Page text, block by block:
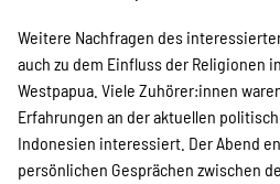
Weitere Nachfragen des
auch zu dem Einfluss der Religionen
Westpapua. Viele Zuhörer:innen
Erfahrungen an der aktuellen
Indonesien interessiert. Der Abend
persönlichen Gesprächen zwischen